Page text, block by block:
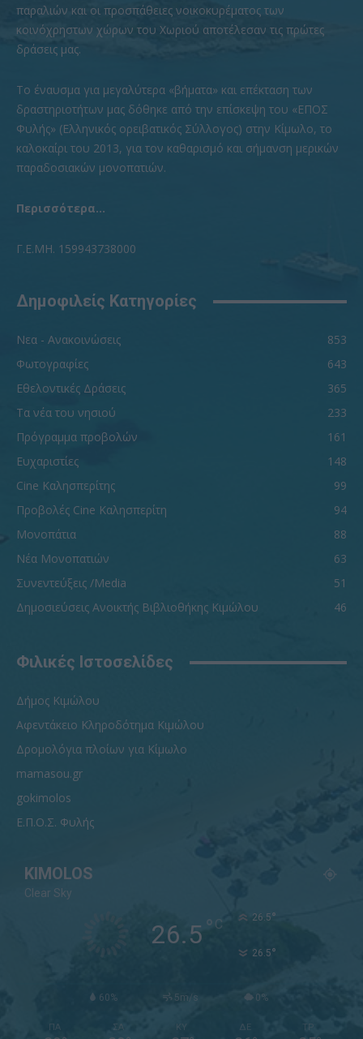
παραλιών και οι προσπάθειες νοικοκυρέματος των
κοινόχρηστων χώρων του Χωριού αποτέλεσαν τις πρώτες
δράσεις μας.
To έναυσμα για μεγαλύτερα «βήματα» και επέκταση των
δραστηριοτήτων μας δόθηκε από την επίσκεψη του «ΕΠΟΣ
Φυλής» (Ελληνικός ορειβατικός Σύλλογος) στην Κίμωλο, το
καλοκαίρι του 2013, για τον καθαρισμό και σήμανση μερικών
παραδοσιακών μονοπατιών.
Περισσότερα...
Γ.Ε.ΜΗ. 159943738000
Δημοφιλείς Κατηγορίες
Νεα - Ανακοινώσεις
853
Φωτογραφίες
643
Εθελοντικές Δράσεις
365
Τα νέα του νησιού
233
Πρόγραμμα προβολών
161
Ευχαριστίες
148
Cine Καλησπερίτης
99
Προβολές Cine Καλησπερίτη
94
Μονοπάτια
88
Νέα Μονοπατιών
63
Συνεντεύξεις /Media
51
Δημοσιεύσεις Ανοικτής Βιβλιοθήκης Κιμώλου
46
Φιλικές Ιστοσελίδες
Δήμος Κιμώλου
Αφεντάκειο Κληροδότημα Κιμώλου
Δρομολόγια πλοίων για Κίμωλο
mamasou.gr
gokimolos
Ε.Π.Ο.Σ. Φυλής
KIMOLOS
Clear Sky
26.5° C 26.5°
26.5°
60% 5m/s 0%
ΠΑ ΣΑ ΚΥ ΔΕ ΤΡ